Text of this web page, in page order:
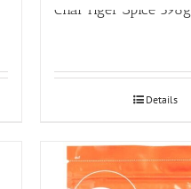
Chai Tiger Spice 398g
Details